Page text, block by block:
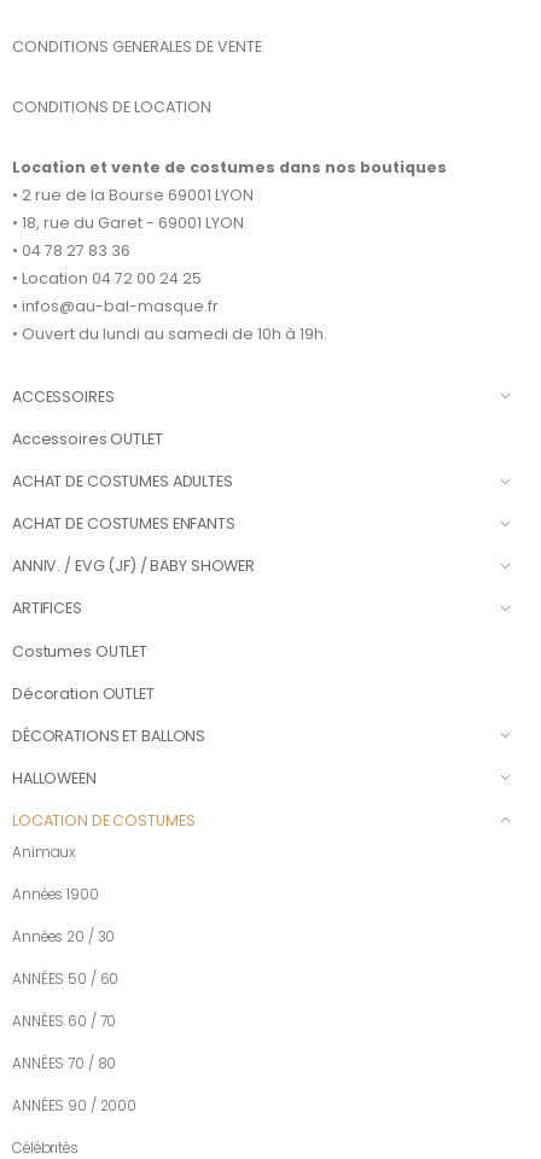
CONDITIONS GENERALES DE VENTE
CONDITIONS DE LOCATION
Location et vente de costumes dans nos boutiques
• 2 rue de la Bourse 69001 LYON
• 18, rue du Garet - 69001 LYON
• 04 78 27 83 36
• Location 04 72 00 24 25
• infos@au-bal-masque.fr
• Ouvert du lundi au samedi de 10h à 19h.
ACCESSOIRES
Accessoires OUTLET
ACHAT DE COSTUMES ADULTES
ACHAT DE COSTUMES ENFANTS
ANNIV. / EVG (JF) / BABY SHOWER
ARTIFICES
Costumes OUTLET
Décoration OUTLET
DÉCORATIONS ET BALLONS
HALLOWEEN
LOCATION DE COSTUMES
Animaux
Années 1900
Années 20 / 30
ANNÉES 50 / 60
ANNÉES 60 / 70
ANNÉES 70 / 80
ANNÉES 90 / 2000
Célébrités